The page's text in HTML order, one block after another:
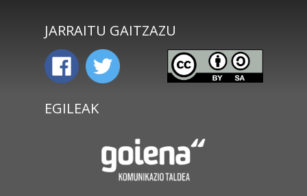
JARRAITU GAITZAZU
EGILEAK